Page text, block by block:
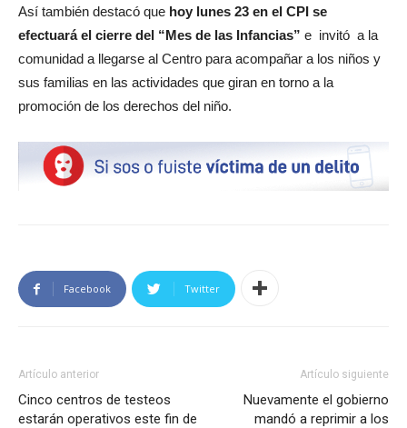
Así también destacó que hoy lunes 23 en el CPI se
efectuará el cierre del “Mes de las Infancias” e invitó a la
comunidad a llegarse al Centro para acompañar a los niños y
sus familias en las actividades que giran en torno a la
promoción de los derechos del niño.
Facebook Twitter
Artículo anterior
Cinco centros de testeos
estarán operativos este fin de
Artículo siguiente
Nuevamente el gobierno
mandó a reprimir a los